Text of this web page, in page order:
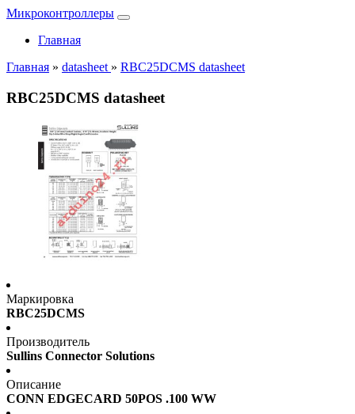
Микроконтроллеры
Главная
Главная » datasheet » RBC25DCMS datasheet
RBC25DCMS datasheet
Маркировка
RBC25DCMS
Производитель
Sullins Connector Solutions
Описание
CONN EDGECARD 50POS .100 WW